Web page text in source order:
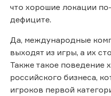
что хорошие локации
дефиците.
Да, международные
выходят из игры, а их
Также такое поведение
российского бизнеса,
игроков первой